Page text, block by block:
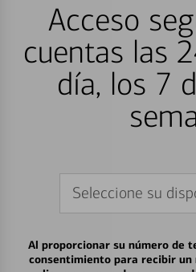
Acceso
cuentas las
día, los 7
Seleccione su
Al proporcionar su número de
consentimiento para recibir un